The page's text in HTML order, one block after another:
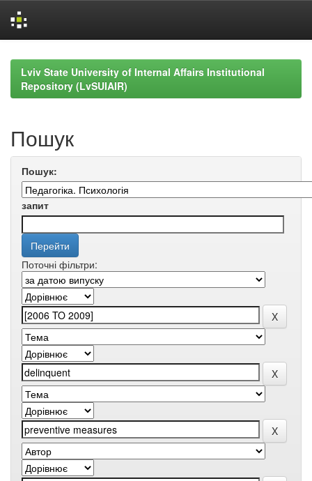
navigationLviv State University of Internal Affairs Institutional
Repository (LvSUIAIR)
Пошук
Пошук:
запит
Поточні фільтри: